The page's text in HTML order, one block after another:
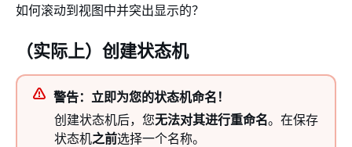
如何滚动到视图中并突出显示的？
（实际上）创建状态机
警告：立即为您的状态机命名！
创建状态机后，您无法对其进行重命名。在保存
状态机之前选择一个名称。